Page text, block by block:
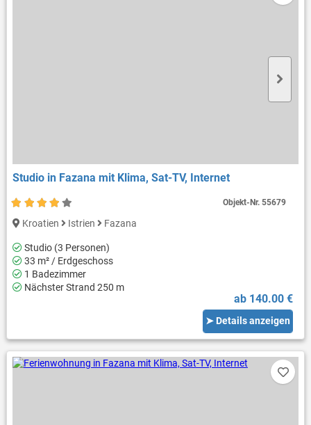
Studio in Fazana mit Klima, Sat-TV, Internet
Kroatien Istrien Fazana
Studio (3 Personen)
33 m² / Erdgeschoss
1 Badezimmer
Nächster Strand 250 m
ab 140.00 €
➤ Details anzeigen
Objekt-Nr.55679